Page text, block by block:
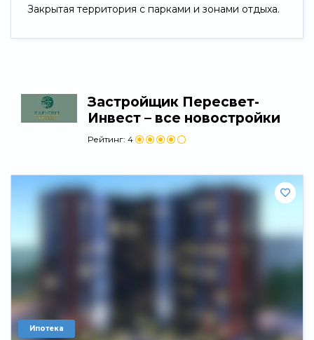
Закрытая территория с парками и зонами отдыха.
Застройщик Пересвет-
Инвест – все новостройки
Рейтинг: 4
Ипотека